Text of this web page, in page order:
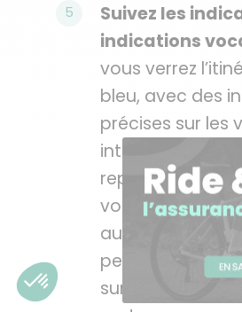
Suivez les
indications
vous verrez
bleu, avec des
précises sur les
intersections et
repère. Les
vous guideront
au long du
permettant de
sur le guidon et